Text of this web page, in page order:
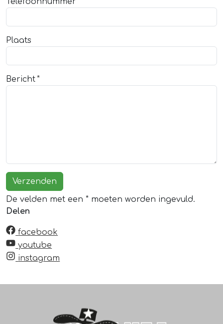
Plaats
Bericht
De velden met een * moeten worden ingevuld.
Delen
facebook
youtube
instagram